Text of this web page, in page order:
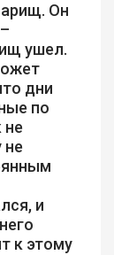
Он
ушел.
дни
по
не
не
и
к этому